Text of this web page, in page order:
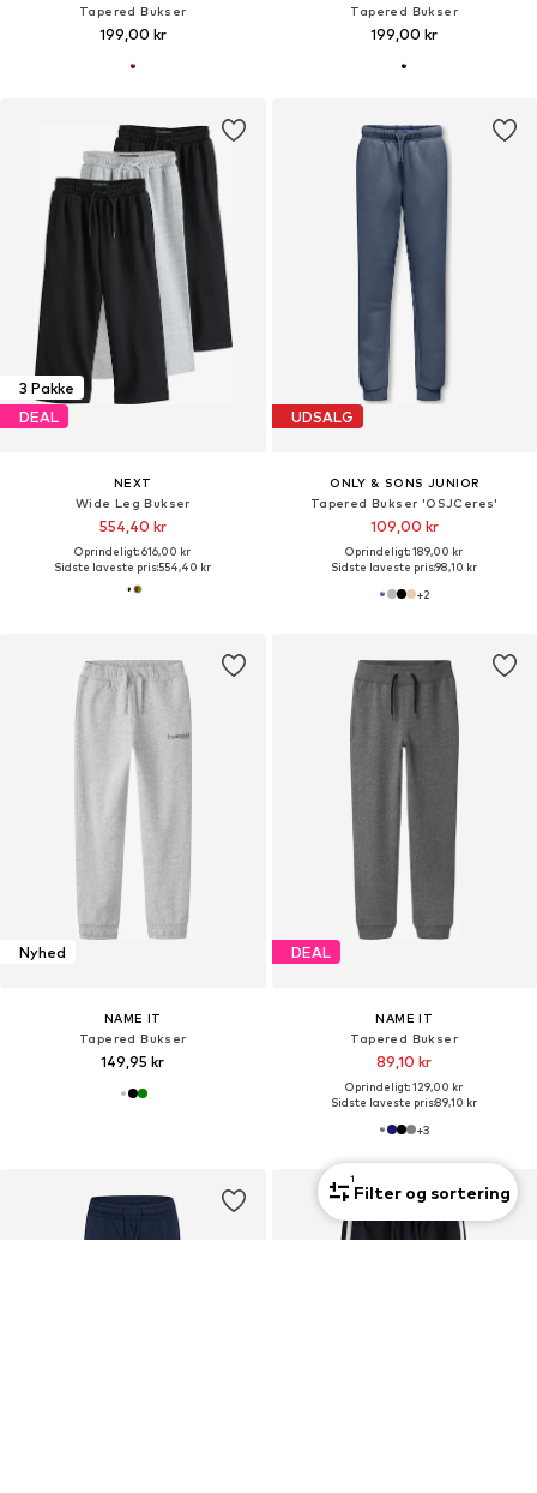
Tapered Bukser
199,00 kr
Tapered Bukser
199,00 kr
3 Pakke
DEAL
NEXT
Wide Leg Bukser
554,40 kr
Oprindeligt: 616,00 kr
Sidste laveste pris:554,40 kr
UDSALG
ONLY & SONS JUNIOR
Tapered Bukser 'OSJCeres'
109,00 kr
Oprindeligt: 189,00 kr
Sidste laveste pris:98,10 kr
+2
Nyhed
NAME IT
Tapered Bukser
149,95 kr
DEAL
NAME IT
Tapered Bukser
89,10 kr
Oprindeligt: 129,00 kr
Sidste laveste pris:89,10 kr
+3
1
Filter og sortering